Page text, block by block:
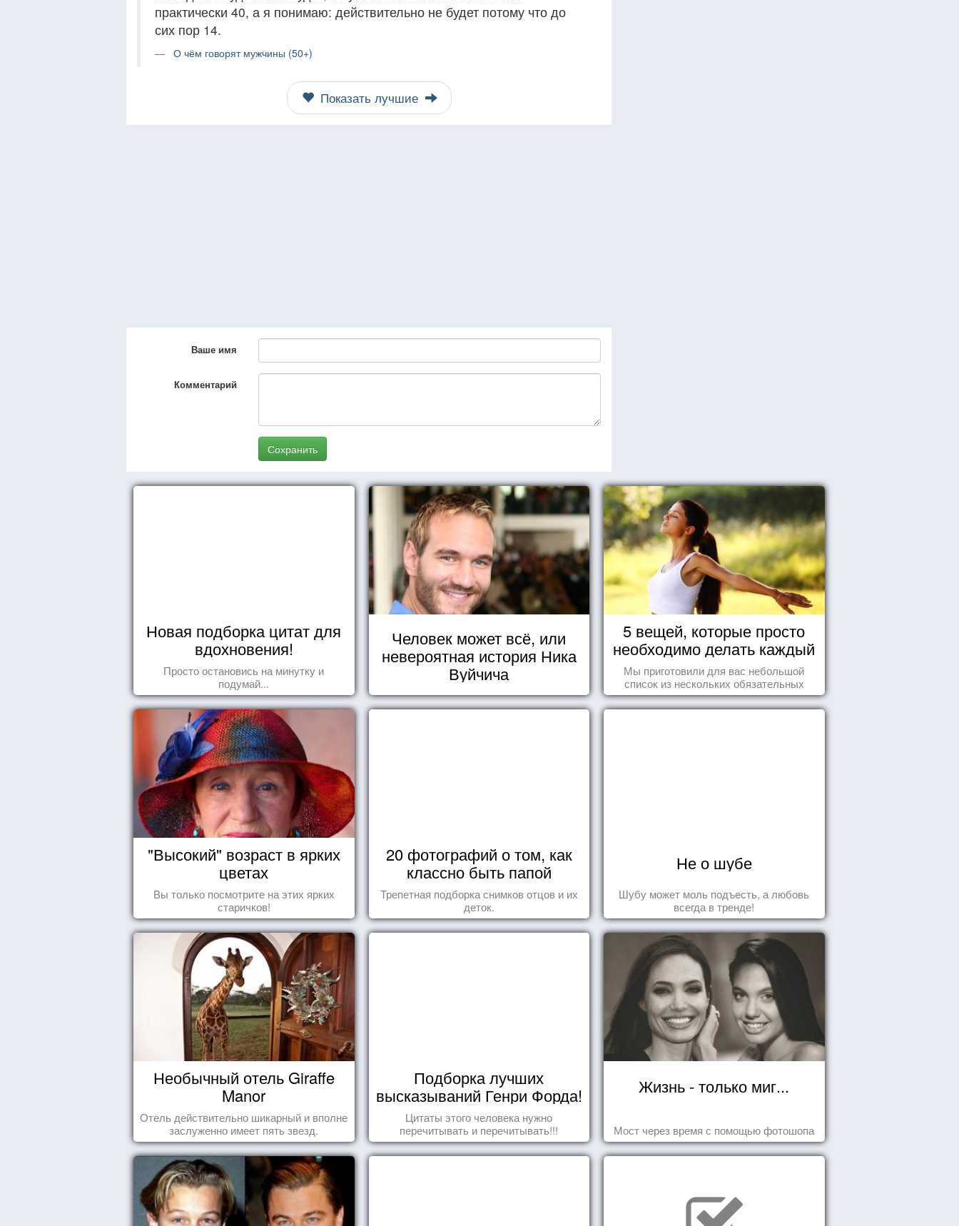
практически 40, а я понимаю: действительно не будет потому что до
сих пор 14.
О чём говорят мужчины (50+)
Показать лучшие
Ваше имя
Комментарий
Сохранить
Новая подборка цитат для
вдохновения!
Просто остановись на минутку и
подумай...
Человек может всё, или
невероятная история Ника
Вуйчича
5 вещей, которые просто
необходимо делать каждый
день
Мы приготовили для вас небольшой
список из нескольких обязательных
вещей, которые должны стать частью
вашего дня.
"Высокий" возраст в ярких
цветах
Вы только посмотрите на этих ярких
старичков!
20 фотографий о том, как
классно быть папой
Трепетная подборка снимков отцов и их
деток.
Не о шубе
Шубу может моль подъесть, а любовь
всегда в тренде!
Необычный отель Giraffe
Manor
Отель действительно шикарный и вполне
заслуженно имеет пять звезд.
Подборка лучших
высказываний Генри Форда!
Цитаты этого человека нужно
перечитывать и перечитывать!!!
Жизнь - только миг...
Мост через время с помощью фотошопа